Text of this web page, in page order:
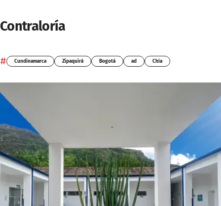
Contraloría
# Cundinamarca Zipaquirá Bogotá ad Chía